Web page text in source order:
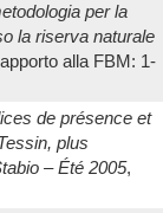
per la
la riserva naturale
alla FBM: 1-
de présence et
plus
– Été 2005,